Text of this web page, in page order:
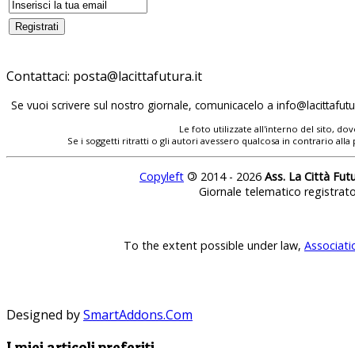
Contattaci: posta@lacittafutura.it
Se vuoi scrivere sul nostro giornale, comunicacelo a
Le foto utilizzate all'interno del sito,
Se i soggetti ritratti o gli autori avessero qualcosa in contrario
Copyleft © 2014 - 2026 Ass. La Città
Giornale telematico
To the extent possible under law,
Designed bySmartAddons.Com